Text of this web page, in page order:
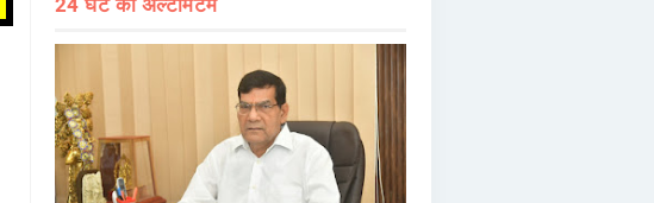
24 घंटे का अल्टीमेटम